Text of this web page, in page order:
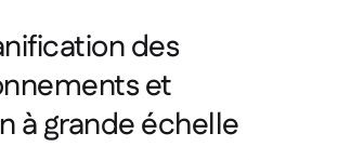
des
et
à grande échelle